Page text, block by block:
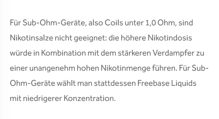
Für Sub-Ohm-Geräte, also Coils unter 1,0 Ohm, sind
Nikotinsalze nicht geeignet: die höhere Nikotindosis
würde in Kombination mit dem stärkeren Verdampfer zu
einer unangenehm hohen Nikotinmenge führen. Für Sub-
Ohm-Geräte wählt man stattdessen Freebase Liquids
mit niedrigerer Konzentration.